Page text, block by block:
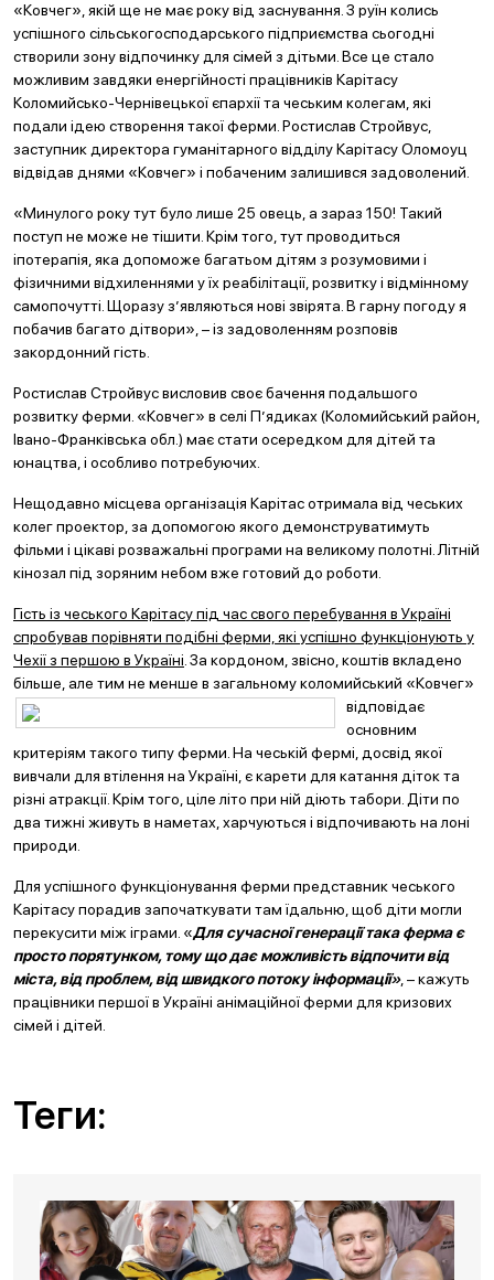
«Ковчег», якій ще не має року від заснування. З руїн колись
успішного сільськогосподарського підприємства сьогодні
створили зону відпочинку для сімей з дітьми. Все це стало
можливим завдяки енергійності працівників Карітасу
Коломийсько-Чернівецької єпархії та чеським колегам, які
подали ідею створення такої ферми. Ростислав Стройвус,
заступник директора гуманітарного відділу Карітасу Оломоуц
відвідав днями «Ковчег» і побаченим залишився задоволений.
«Минулого року тут було лише 25 овець, а зараз 150! Такий
поступ не може не тішити. Крім того, тут проводиться
іпотерапія, яка допоможе багатьом дітям з розумовими і
фізичними відхиленнями у їх реабілітації, розвитку і відмінному
самопочутті. Щоразу з’являються нові звірята. В гарну погоду я
побачив багато дітвори», – із задоволенням розповів
закордонний гість.
Ростислав Стройвус висловив своє бачення подальшого
розвитку ферми. «Ковчег» в селі П’ядиках (Коломийський район,
Івано-Франківська обл.) має стати осередком для дітей та
юнацтва, і особливо потребуючих.
Нещодавно місцева організація Карітас отримала від чеських
колег проектор, за допомогою якого демонструватимуть
фільми і цікаві розважальні програми на великому полотні. Літній
кінозал під зоряним небом вже готовий до роботи.
Гість із чеського Карітасу під час свого перебування в Україні
спробував порівняти подібні ферми, які успішно функціонують у
Чехії з першою в Україні . За кордоном, звісно, коштів вкладено
більше, але тим не менше в загальному коломийський «Ковчег»
відповідає
основним
критеріям такого типу ферми. На чеській фермі, досвід якої
вивчали для втілення на Україні, є карети для катання діток та
різні атракції. Крім того, ціле літо при ній діють табори. Діти по
два тижні живуть в наметах, харчуються і відпочивають на лоні
природи.
Для успішного функціонування ферми представник чеського
Карітасу порадив започаткувати там їдальню, щоб діти могли
перекусити між іграми. «Для сучасної генерації така ферма є
просто порятунком, тому що дає можливість відпочити від
міста, від проблем, від швидкого потоку інформації», – кажуть
працівники першої в Україні анімаційної ферми для кризових
сімей і дітей.
Теги: